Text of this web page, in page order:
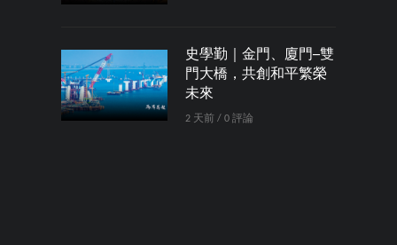
史學勤｜金門、廈門─雙
門大橋，共創和平繁榮
未來
2 天前 / 0 評論